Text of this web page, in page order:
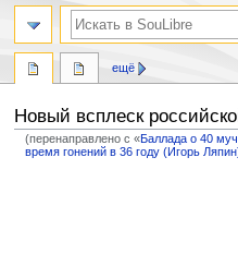
Новый всплеск
(перенаправлено с «Баллада о 40
время гонений в 36 году (Игорь
ещё